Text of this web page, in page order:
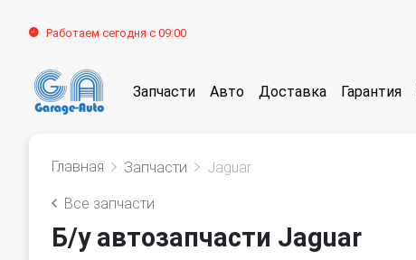
Работаем сегодня с 09:00
Запчасти Авто Доставка Гарантия
Главная Запчасти Jaguar
Все запчасти
Б/у автозапчасти Jaguar